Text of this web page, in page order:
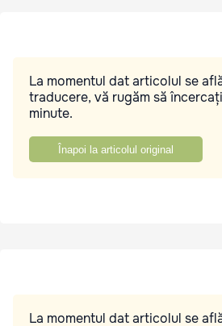
La momentul dat articolul se
traducere, vă rugăm să
minute.
Înapoi la articolul original
La momentul dat articolul se